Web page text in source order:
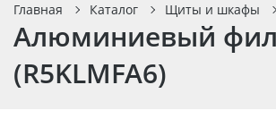
Главная Каталог Щиты и шкафы
Алюминиевый
(R5KLMFA6)